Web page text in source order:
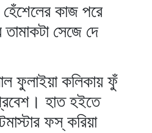
কাজ পরে
সেজে দে
ফুলাইয়া কলিকায় ফুঁ
হাত হইতে
ফস্‌ করিয়া